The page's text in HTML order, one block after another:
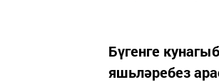
Бүгенге
яшьләребез